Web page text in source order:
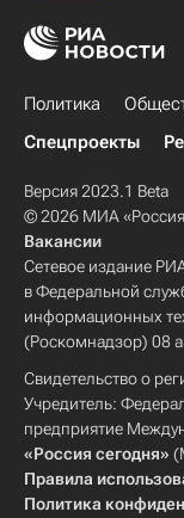
Политика
Спецпроекты
Версия 2023.1 Beta
© 2026 МИА «Россия
Вакансии
Сетевое издание
в Федеральной
информационных
(Роскомнадзор) 08
Свидетельство о
Учредитель:
предприятие
«Россия сегодня»
Правила
Политика